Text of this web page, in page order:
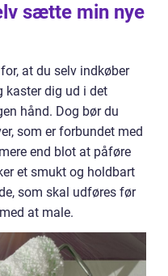
sætte min nye
at du selv indkøber
kaster dig ud i det
hånd. Dog bør du
som er forbundet med
end blot at påføre
et smukt og holdbart
som skal udføres før
at male.